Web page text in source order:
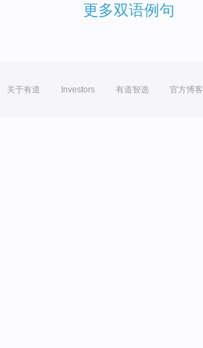
更多双语例句
关于有道 Investors 有道智选 官方博客